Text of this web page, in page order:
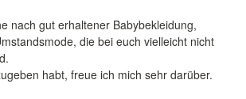
nach gut erhaltener Babybekleidung,
die bei euch vielleicht nicht
habt, freue ich mich sehr darüber.